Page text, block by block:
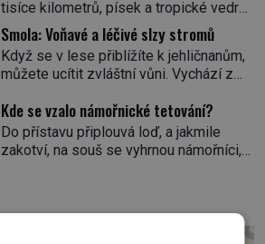
(1707–1778), jenže v Asii o něm ví už
celá staletí. Zvíře připomíná jelena,
v kohoutku dosahuje […]
tisíce kilometrů, písek a tropické vedro.
To je ve zkratce zdánlivě nesplnitelná
výzva, která se promění v úžasné
dobrodružství a důkaz, že nic není
nemožné. Vše začíná na podzim 1958
neobvyklou výzvou. Tomu, kdo dokáže
dopravit ze severního polárního kruhu
na […]
Smola: Voňavé a léčivé slzy stromů
Když se v lese přiblížíte k jehličnanům,
můžete ucítit zvláštní vůni. Vychází z
poraněného kmene. Kdysi lidé věřili, že
právě v ní je síla stromu. Smola také
patří k nejstarším surovinám, s nimiž
Kde se vzalo námořnické tetování?
Do přístavu připlouvá loď, a jakmile
zakotví, na souš se vyhrnou námořníci,